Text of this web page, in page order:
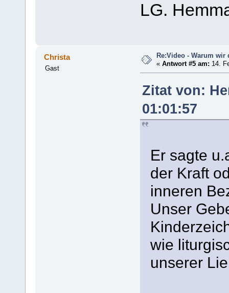
LG.
Christa
Gast
Re:Video - Warum wir
«Antwort #5 am: 14.
Zitat von:
01:01:57
Er sagte
der Kraft
inneren
Unser
wie
unserer